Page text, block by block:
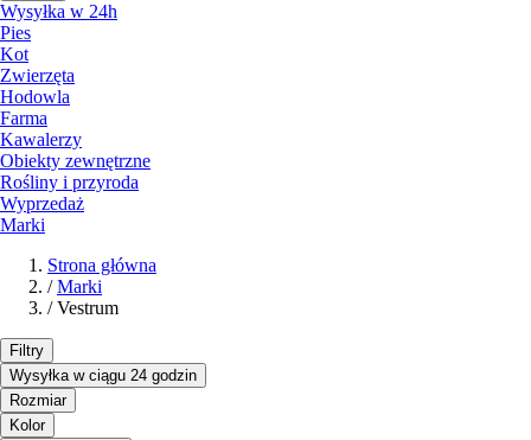
Wysyłka w 24h
Pies
Kot
Zwierzęta
Hodowla
Farma
Kawalerzy
Obiekty zewnętrzne
Rośliny i przyroda
Wyprzedaż
Marki
Strona główna
/ Marki
/ Vestrum
Filtry
Wysyłka w ciągu 24 godzin
Rozmiar
Kolor